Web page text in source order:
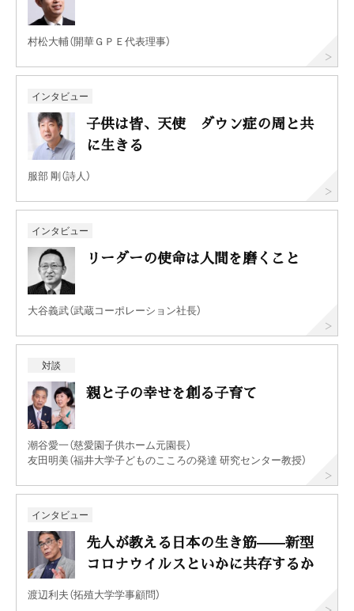
村松大輔（開華ＧＰＥ代表理事）
インタビュー
子供は皆、天使 ダウン症の周と共
に生きる
服部 剛（詩人）
インタビュー
リーダーの使命は人間を磨くこと
大谷義武（武蔵コーポレーション社長）
対談
親と子の幸せを創る子育て
潮谷愛一（慈愛園子供ホーム元園長）
友田明美（福井大学子どものこころの発達 研究センター教授）
インタビュー
先人が教える日本の生き筋——新型
コロナウイルスといかに共存するか
渡辺利夫（拓殖大学学事顧問）